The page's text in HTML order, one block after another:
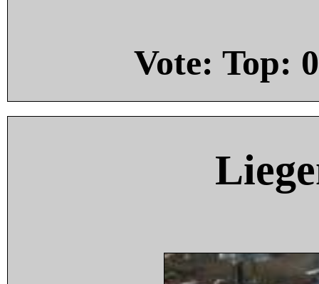
Vote: Top: 0